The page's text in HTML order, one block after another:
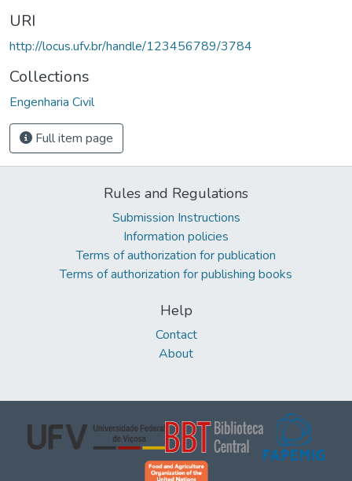
URI
http://locus.ufv.br/handle/123456789/3784
Collections
Engenharia Civil
Full item page
Rules and Regulations
Submission Instructions
Information policies
Terms of authorization for publication
Terms of authorization for publishing books
Help
Contact
About